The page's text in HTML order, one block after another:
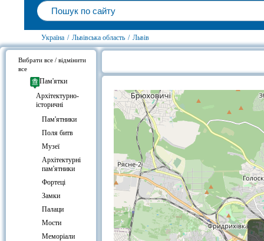
Україна / Львівська область / Львів
Вибрати все / відмінити
все
Пам'ятки
Архітектурно-
історичні
Пам'ятники
Поля битв
Музеї
Архітектурні
пам'ятники
Фортеці
Замки
Палаци
Мости
Меморіали